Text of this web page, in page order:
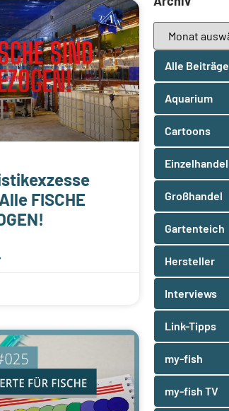
FISCHE
Alle Beiträge
Aquarium
Cartoons
Einzelhandel
Großhandel
Gartenteich
Hersteller
Interviews
Link-Tipps
my-fish
my-fish TV